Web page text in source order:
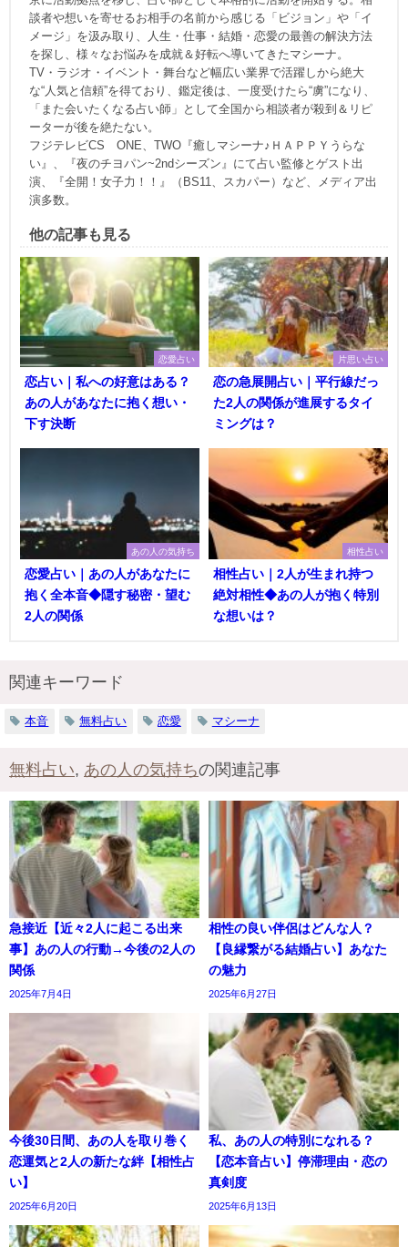
談者や想いを寄せるお相手の名前から感じる「ビジョン」や「イ
メージ」を汲み取り、人生・仕事・結婚・恋愛の最善の解決方法
を探し、様々なお悩みを成就＆好転へ導いてきたマシーナ。
TV・ラジオ・イベント・舞台など幅広い業界で活躍しから絶大
な“人気と信頼”を得ており、鑑定後は、一度受けたら“虜”になり、
「また会いたくなる占い師」として全国から相談者が殺到＆リピ
ーターが後を絶たない。
フジテレビCS ONE、TWO『癒しマシーナ♪ＨＡＰＰＹうらな
い』、『夜のチヨパン~2ndシーズン』にて占い監修とゲスト出
演、『全開！女子力！！』（BS11、スカパー）など、メディア出
演多数。
他の記事も見る
恋愛占い
恋占い｜私への好意はある？
あの人があなたに抱く想い・
下す決断
片思い占い
恋の急展開占い｜平行線だっ
た2人の関係が進展するタイ
ミングは？
あの人の気持ち
恋愛占い｜あの人があなたに
抱く全本音◆隠す秘密・望む
2人の関係
相性占い
相性占い｜2人が生まれ持つ
絶対相性◆あの人が抱く特別
な想いは？
関連キーワード
本音 無料占い 恋愛 マシーナ
無料占い, あの人の気持ちの関連記事
急接近【近々2人に起こる出来
事】あの人の行動→今後の2人の
関係
2025年7月4日
相性の良い伴侶はどんな人？
【良縁繋がる結婚占い】あなた
の魅力
2025年6月27日
今後30日間、あの人を取り巻く
恋運気と2人の新たな絆【相性占
い】
2025年6月20日
私、あの人の特別になれる？
【恋本音占い】停滞理由・恋の
真剣度
2025年6月13日